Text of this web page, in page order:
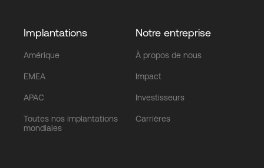
Implantations
Amérique
EMEA
APAC
Toutes nos implantations
mondiales
Notre entreprise
À propos de nous
Impact
Investisseurs
Carrières